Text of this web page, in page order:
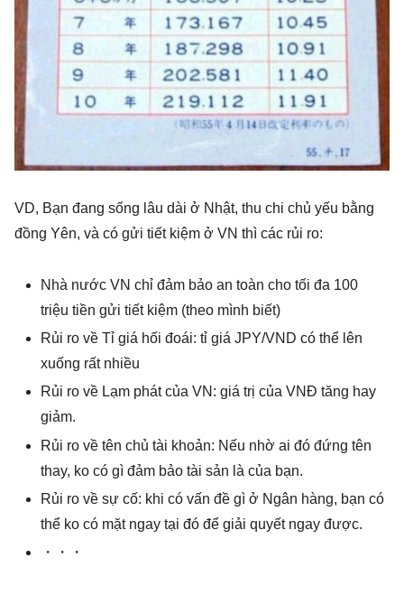
VD, Bạn đang sống lâu dài ở Nhật, thu chi chủ yếu bằng
đồng Yên, và có gửi tiết kiệm ở VN thì các rủi ro:
Nhà nước VN chỉ đảm bảo an toàn cho tối đa 100
triệu tiền gửi tiết kiệm (theo mình biết)
Rủi ro về Tỉ giá hối đoái: tỉ giá JPY/VND có thể lên
xuống rất nhiều
Rủi ro về Lạm phát của VN: giá trị của VNĐ tăng hay
giảm.
Rủi ro về tên chủ tài khoản: Nếu nhờ ai đó đứng tên
thay, ko có gì đảm bảo tài sản là của bạn.
Rủi ro về sự cố: khi có vấn đề gì ở Ngân hàng, bạn có
thể ko có mặt ngay tại đó để giải quyết ngay được.
・・・